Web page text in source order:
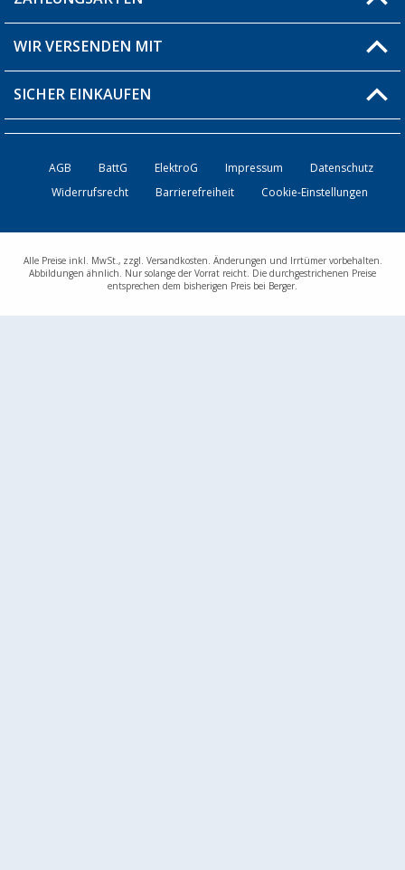
Über uns
Versandinformationen
Bestellstatus
Kontakt
WIR VERSENDEN MIT
SICHER EINKAUFEN
AGB BattG ElektroG Impressum
Datenschutz
Widerrufsrecht
Barrierefreiheit Cookie-Einstellungen
Alle Preise inkl. MwSt., zzgl. Versandkosten. Änderungen und Irrtümer vorbehalten.
Abbildungen ähnlich. Nur solange der Vorrat reicht. Die durchgestrichenen Preise
entsprechen dem bisherigen Preis bei Berger.